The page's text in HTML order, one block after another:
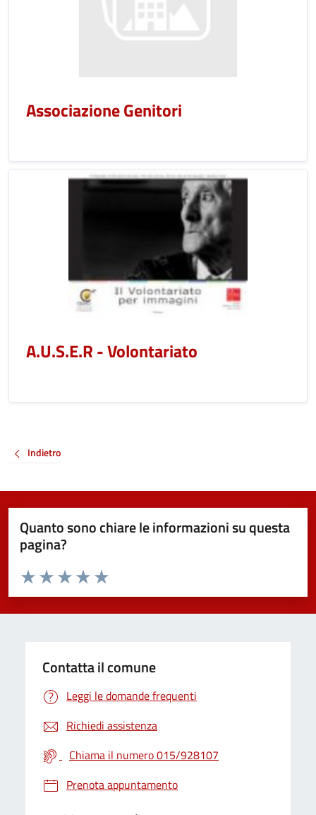
Associazione Genitori
A.U.S.E.R - Volontariato
Indietro
Quanto sono chiare le informazioni su questa
pagina?
Valuta da 1 a 5 stelle la pagina
Valuta 5 stelle su 5
Valuta 4 stelle su 5
Valuta 3 stelle su 5
Valuta 2 stelle su 5
Valuta 1 stelle su 5
Contatta il comune
Leggi le domande frequenti
Richiedi assistenza
Chiama il numero 015/928107
Prenota appuntamento